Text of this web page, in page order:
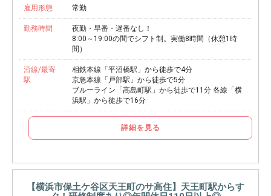
雇用形態 常勤
勤務時間
夜勤・早番・遅番なし！
8:00～19:00の間でシフト制。実働8時間（休憩1時
間）
沿線/最寄
駅
相鉄本線「平沼橋駅」から徒歩で4分
京急本線「戸部駅」から徒歩で5分
ブルーライン「高島町駅」から徒歩で11分 各線「横
浜駅」から徒歩で16分
詳細を見る
【横浜市保土ケ谷区天王町のサ高住】天王町駅からす